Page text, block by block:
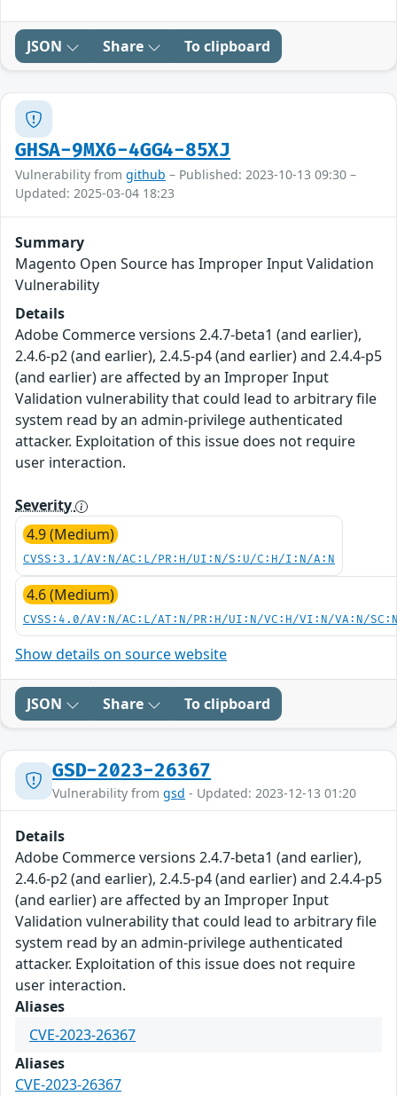
JSON Share To clipboard
GHSA-9MX6-4GG4-85XJ
Vulnerability from github – Published: 2023-10-13 09:30 –
Updated: 2025-03-04 18:23
Summary
Magento Open Source has Improper Input Validation
Vulnerability
Details
Adobe Commerce versions 2.4.7-beta1 (and earlier),
2.4.6-p2 (and earlier), 2.4.5-p4 (and earlier) and 2.4.4-p5
(and earlier) are affected by an Improper Input
Validation vulnerability that could lead to arbitrary file
system read by an admin-privilege authenticated
attacker. Exploitation of this issue does not require
user interaction.
Severity
4.9 (Medium)
CVSS:3.1/AV:N/AC:L/PR:H/UI:N/S:U/C:H/I:N/A:N
4.6 (Medium)
CVSS:4.0/AV:N/AC:L/AT:N/PR:H/UI:N/VC:H/VI:N/VA:N/
Show details on source website
JSON Share To clipboard
GSD-2023-26367
Vulnerability from gsd - Updated: 2023-12-13 01:20
Details
Adobe Commerce versions 2.4.7-beta1 (and earlier),
2.4.6-p2 (and earlier), 2.4.5-p4 (and earlier) and 2.4.4-p5
(and earlier) are affected by an Improper Input
Validation vulnerability that could lead to arbitrary file
system read by an admin-privilege authenticated
attacker. Exploitation of this issue does not require
user interaction.
Aliases
CVE-2023-26367
Aliases
CVE-2023-26367